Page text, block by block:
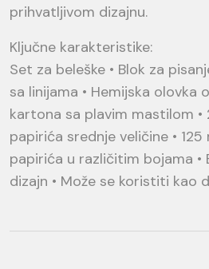
prihvatljivom dizajnu.
Ključne karakteristike:
Set za beleške • Blok za
sa linijama • Hemijska olovka
kartona sa plavim mastilom •
papirića srednje veličine •
papirića u različitim bojama •
dizajn • Može se koristiti kao